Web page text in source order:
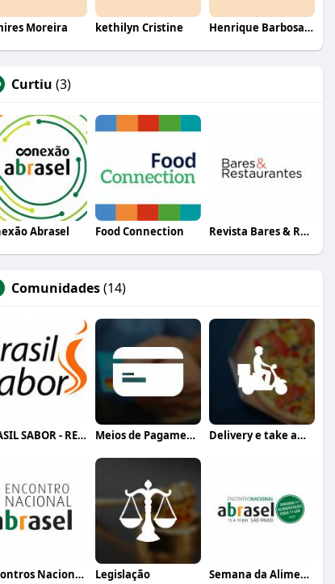
Moreira kethilyn Cristine Henrique Barbosa Yokobataki
Curtiu (3)
Abrasel Food Connection Revista Bares & Restaurantes
Comunidades(14)
BRASIL SABOR - REALIZAÇÃO DO EVENTO Meios de Pagamento Delivery e take away
Encontros Nacionais Abrasel (interno) Legislação Semana da Alimentação Fora do Lar (organ